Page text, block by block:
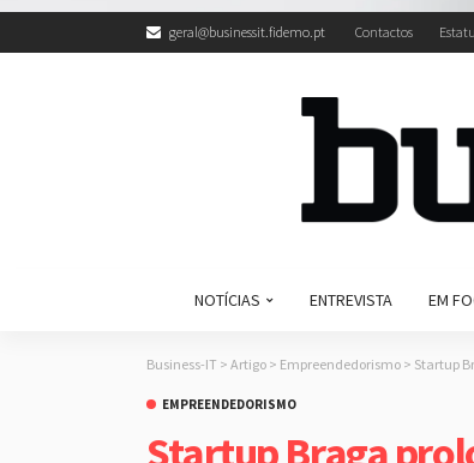
geral@businessit.fidemo.pt Contactos
NOTÍCIAS ENTREVISTA EM
Business-IT > Artigo > Empreendedorismo > Startup
EMPREENDEDORISMO